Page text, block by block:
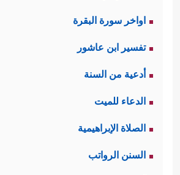
اواخر سورة البقرة
تفسير ابن عاشور
أدعية من السنة
الدعاء للميت
الصلاة الإبراهيمية
السنن الرواتب